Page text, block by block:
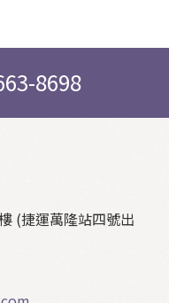
8698
(捷運萬隆站四號出